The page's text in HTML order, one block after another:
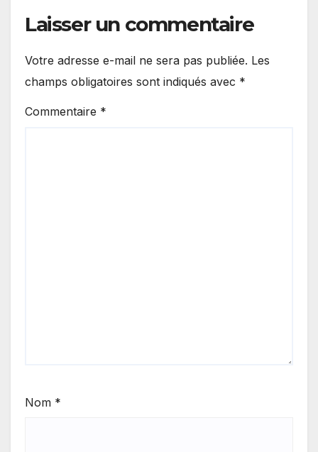
Laisser un commentaire
Votre adresse e-mail ne sera pas publiée. Les
champs obligatoires sont indiqués avec *
Commentaire *
Nom *